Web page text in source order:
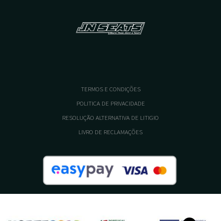
TERMOS E CONDIÇÕES
POLITICA DE PRIVACIDADE
RESOLUÇÃO ALTERNATIVA DE LITIGIO
LIVRO DE RECLAMAÇÕES